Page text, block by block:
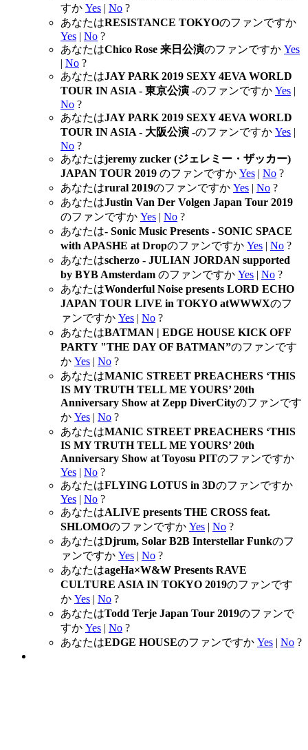
すか Yes | No ?
あなたはRESISTANCE TOKYOのファンですか
Yes | No ?
あなたはChico Rose 来日公演のファンですか Yes
| No ?
あなたはJAY PARK 2019 SEXY 4EVA WORLD
TOUR IN ASIA - 東京公演 -のファンですか Yes |
No ?
あなたはJAY PARK 2019 SEXY 4EVA WORLD
TOUR IN ASIA - 大阪公演 -のファンですか Yes |
No ?
あなたはjeremy zucker (ジェレミー・ザッカー)
JAPAN TOUR 2019 のファンですか Yes | No ?
あなたはrural 2019のファンですか Yes | No ?
あなたはJustin Van Der Volgen Japan Tour 2019
のファンですか Yes | No ?
あなたは- Sonic Music Presents - SONIC SPACE
with APASHE at Dropのファンですか Yes | No ?
あなたはscherzo - JULIAN JORDAN supported
by BYB Amsterdam のファンですか Yes | No ?
あなたはWonderful Noise presents LORD ECHO
JAPAN TOUR LIVE in TOKYO atWWWXのフ
ァンですか Yes | No ?
あなたはBATMAN | EDGE HOUSE KICK OFF
PARTY "THE DAY OF BATMAN”のファンです
か Yes | No ?
あなたはMANIC STREET PREACHERS ‘THIS
IS MY TRUTH TELL ME YOURS’ 20th
Anniversary Show at Zepp DiverCityのファンです
か Yes | No ?
あなたはMANIC STREET PREACHERS ‘THIS
IS MY TRUTH TELL ME YOURS’ 20th
Anniversary Show at Toyosu PITのファンですか
Yes | No ?
あなたはFLYING LOTUS in 3Dのファンですか
Yes | No ?
あなたはALIVE presents THE CROSS feat.
SHLOMOのファンですか Yes | No ?
あなたはDjrum, Solar B2B Interstellar Funkのフ
ァンですか Yes | No ?
あなたはageHa×W&W Presents RAVE
CULTURE ASIA IN TOKYO 2019のファンです
か Yes | No ?
あなたはTodd Terje Japan Tour 2019のファンで
すか Yes | No ?
あなたはEDGE HOUSEのファンですか Yes | No ?